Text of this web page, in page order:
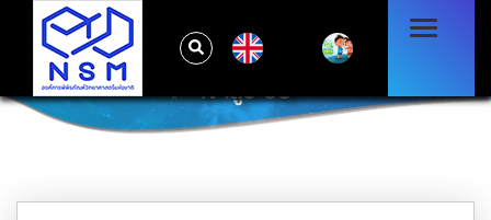
เข้าสู่ระบบ